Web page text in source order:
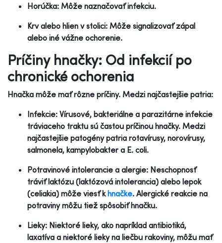
Horúčka: Môže naznačovať infekciu.
Krv alebo hlien v stolici: Môže signalizovať zápal
alebo iné vážne ochorenie.
Príčiny hnačky: Od infekcií po
chronické ochorenia
Hnačka môže mať rôzne príčiny. Medzi najčastejšie patria:
Infekcie: Vírusové, bakteriálne a parazitárne infekcie
tráviaceho traktu sú častou príčinou hnačky. Medzi
najčastejšie patogény patria rotavírusy, norovírusy,
salmonela, kampylobakter a E. coli.
Potravinové intolerancie a alergie: Neschopnosť
tráviť laktózu (laktózová intolerancia) alebo lepok
(celiakia) môže viesť khnačke. Alergické reakcie na
potraviny môžu tiež spôsobiť hnačku.
Lieky: Niektoré lieky, ako napríklad antibiotiká,
laxatíva a niektoré lieky na liečbu rakoviny, môžu mať